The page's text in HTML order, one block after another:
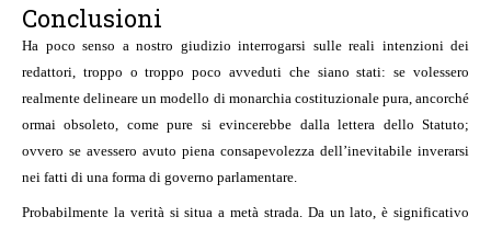
Conclusioni
Ha poco senso a nostro giudizio interrogarsi sulle reali intenzioni dei
redattori, troppo o troppo poco avveduti che siano stati: se volessero
realmente delineare un modello di monarchia costituzionale pura, ancorché
ormai obsoleto, come pure si evincerebbe dalla lettera dello Statuto;
ovvero se avessero avuto piena consapevolezza dell’inevitabile inverarsi
nei fatti di una forma di governo parlamentare.
Probabilmente la verità si situa a metà strada. Da un lato, è significativo